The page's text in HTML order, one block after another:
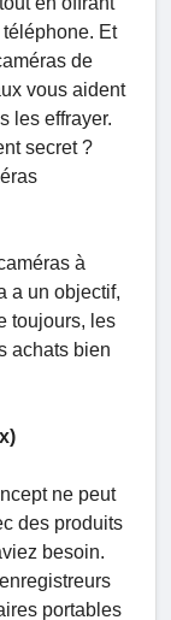
Et
de
vous aident
les effrayer.
secret ?
à
a un objectif,
toujours, les
achats bien
ne peut
des produits
besoin.
portables